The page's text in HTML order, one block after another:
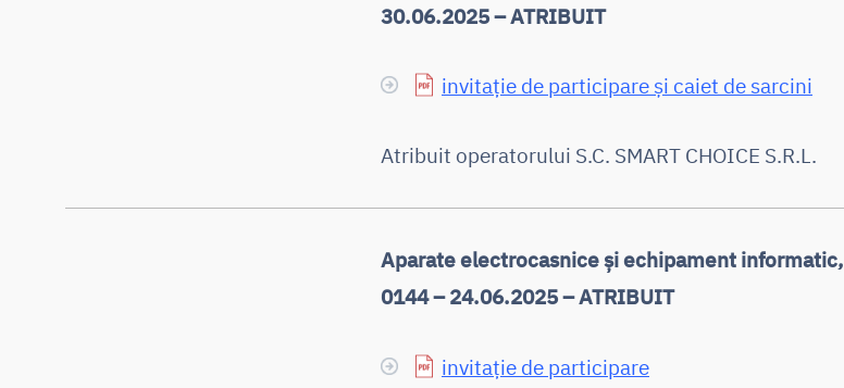
30.06.2025 – ATRIBUIT
invitație de participare și caiet de sarcini
Atribuit operatorului S.C. SMART CHOICE S.R.L.
Aparate electrocasnice și echipament
0144 – 24.06.2025 – ATRIBUIT
invitație de participare